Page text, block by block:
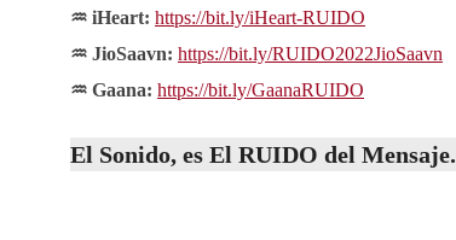
♒ iHeart: https://bit.ly/iHeart-RUIDO
♒ JioSaavn: https://bit.ly/RUIDO2022JioSaavn
♒ Gaana: https://bit.ly/GaanaRUIDO
El Sonido, es El RUIDO del Mensaje.